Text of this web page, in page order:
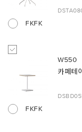
FKFK
W550
카페테
FKFK